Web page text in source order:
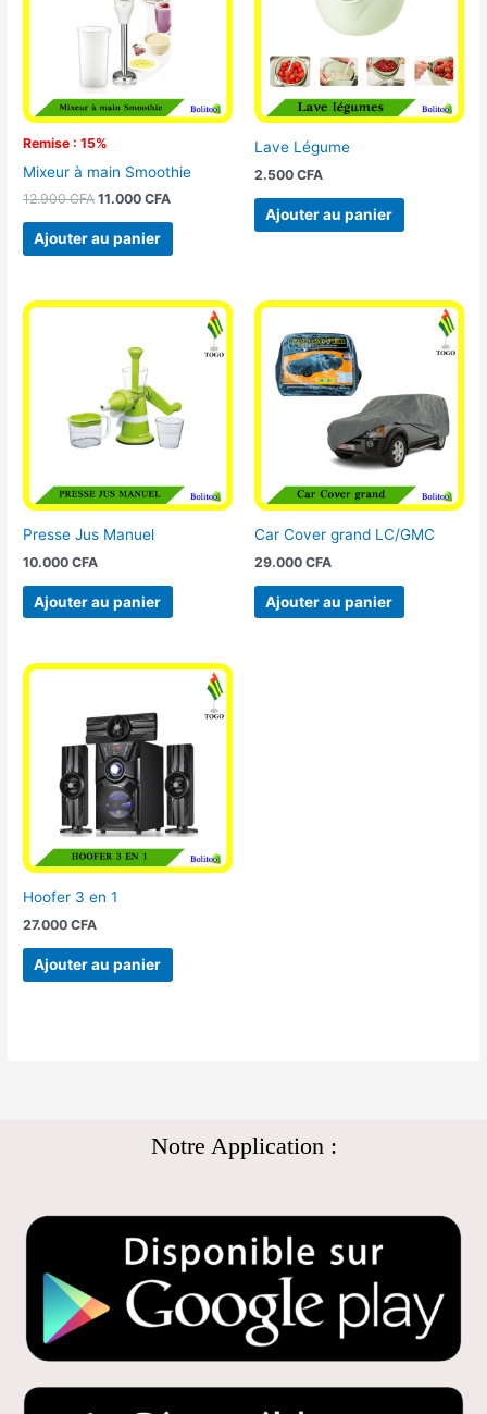
Remise : 15%
Mixeur à main Smoothie
12.900CFA 11.000CFA
Ajouter au panier
Lave Légume
2.500 CFA
Ajouter au panier
Presse Jus Manuel
10.000CFA
Ajouter au panier
Car Cover grand LC/GMC
29.000 CFA
Ajouter au panier
Hoofer 3 en 1
27.000CFA
Ajouter au panier
Notre Application :